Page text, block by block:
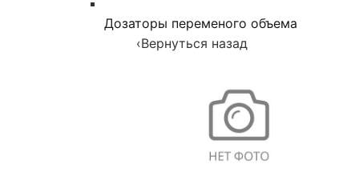
Дозаторы переменого объема
‹Вернуться назад